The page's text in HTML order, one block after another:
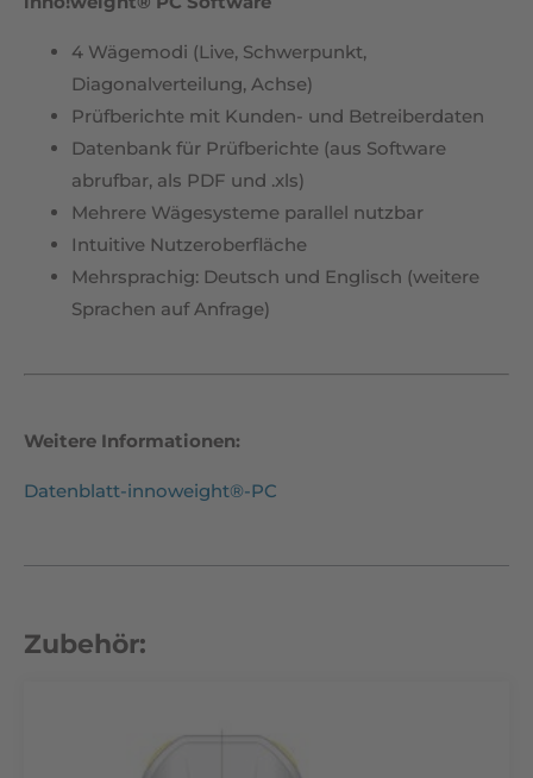
4 Wägemodi (Live, Schwerpunkt,
Diagonalverteilung, Achse)
Prüfberichte mit Kunden- und Betreiberdaten
Datenbank für Prüfberichte (aus Software
abrufbar, als PDF und .xls)
Mehrere Wägesysteme parallel nutzbar
Intuitive Nutzeroberfläche
Mehrsprachig: Deutsch und Englisch (weitere
Sprachen auf Anfrage)
Weitere Informationen:
Datenblatt-innoweight®-PC
Zubehör: